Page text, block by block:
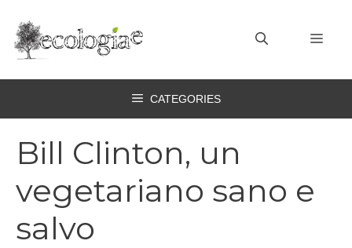
contenuto
CATEGORIES
Bill Clinton, un
vegetariano sano e
salvo